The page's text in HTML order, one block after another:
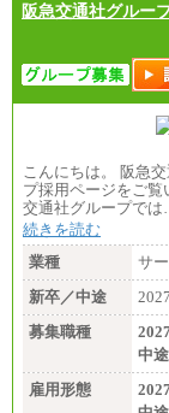
阪急交通社グルー
こんにちは。 阪急
プ採用ページをご
交通社グループで
続きを読む
業種
サ
新卒／中途
募集職種
中途
雇用形態